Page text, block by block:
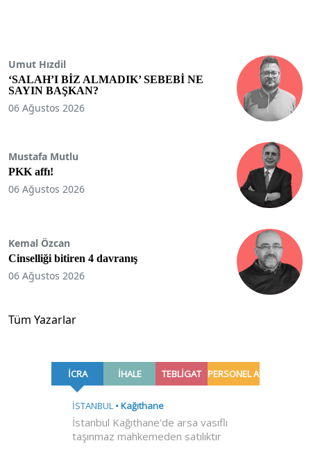
Umut Hızdil
‘SALAH’I BİZ ALMADIK’ SEBEBİ NE
SAYIN BAŞKAN?
06 Ağustos 2026
Mustafa Mutlu
PKK affı!
06 Ağustos 2026
Kemal Özcan
Cinselliği bitiren 4 davranış
06 Ağustos 2026
Tüm Yazarlar